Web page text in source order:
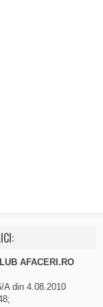
AFACERI.RO
A din 4.08.2010